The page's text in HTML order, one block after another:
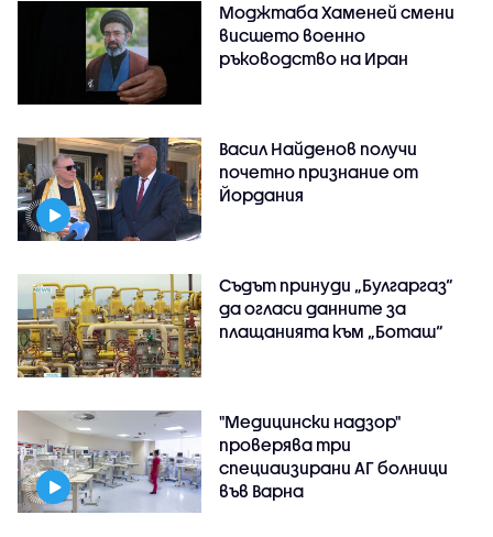
Моджтаба Хаменей смени
висшето военно
ръководство на Иран
Васил Найденов получи
почетно признание от
Йордания
Съдът принуди „Булгаргаз“
да огласи данните за
плащанията към „Боташ“
"Медицински надзор"
проверява три
специаизирани АГ болници
във Варнa